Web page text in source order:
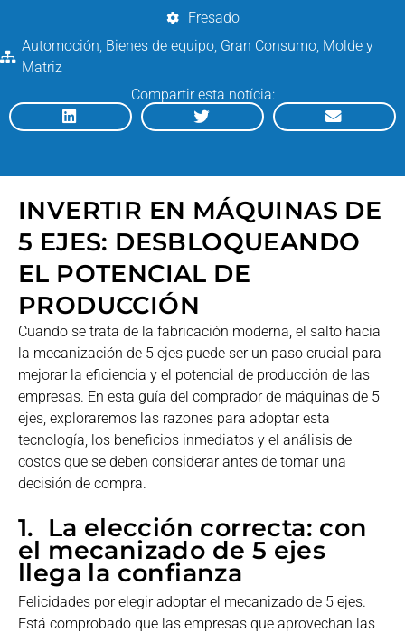
Fresado
Automoción, Bienes de equipo, Gran Consumo, Molde y
Matriz
Compartir esta notícia:
INVERTIR EN MÁQUINAS DE
5 EJES: DESBLOQUEANDO
EL POTENCIAL DE
PRODUCCIÓN
Cuando se trata de la fabricación moderna, el salto hacia
la mecanización de 5 ejes puede ser un paso crucial para
mejorar la eficiencia y el potencial de producción de las
empresas. En esta guía del comprador de máquinas de 5
ejes, exploraremos las razones para adoptar esta
tecnología, los beneficios inmediatos y el análisis de
costos que se deben considerar antes de tomar una
decisión de compra.
1. La elección correcta: con
el mecanizado de 5 ejes
llega la confianza
Felicidades por elegir adoptar el mecanizado de 5 ejes.
Está comprobado que las empresas que aprovechan las